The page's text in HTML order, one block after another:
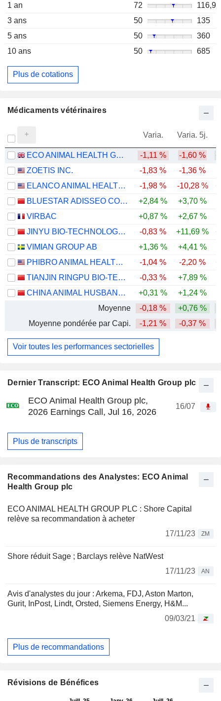
Dernier Transcript: ECO Animal Health Group plc
ECO Animal Health Group plc,
2026 Earnings Call, Jul 16, 2026
16/07
Plus de transcripts
Recommandations des Analystes: ECO Animal
Health Group plc
ECO ANIMAL HEALTH GROUP PLC : Shore Capital
relève sa recommandation à acheter
17/11/23
ZM
Shore réduit Sage ; Barclays relève NatWest
17/11/23
AN
Avis d'analystes du jour : Arkema, FDJ, Aston Marton,
Gurit, InPost, Lindt, Orsted, Siemens Energy, H&M...
09/03/21
Plus de recommandations
1 an
72
116,9
3 ans
50
135
5 ans
50
360
10 ans
50 685
Plus de cotations
Médicaments vétérinaires
Varia. Varia. 5j.
ECO ANIMAL HEALTH GROUP PLC -1,11 % -1,60 %
ZOETIS INC.
-1,83 % -1,36 %
ELANCO ANIMAL HEALTH INCORPORATED
-1,98 % -10,28 %
BLUESTAR ADISSEO COMPANY
+2,84 % +3,70 %
VIRBAC
+0,87 % +2,67 %
JINYU BIO-TECHNOLOGY CO., LTD.
-0,83 % +11,69 %
VIMIAN GROUP AB
+1,36 % +4,41 %
PHIBRO ANIMAL HEALTH CORPORATION
-1,04 % -2,20 %
TIANJIN RINGPU BIO-TECHNOLOGY CO.,LTD.
-0,33 % +7,89 %
CHINA ANIMAL HUSBANDRY INDUSTRY CO., LTD.
+0,31 % +1,24 %
Moyenne
-0,18 % +0,76 %
Moyenne pondérée par Capi.
-1,21 % -0,37 %
Voir toutes les performances sectorielles
Révisions de Bénéfices